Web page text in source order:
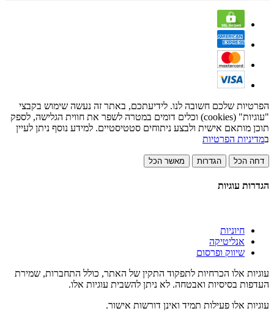
הפרטיות שלכם חשובה לנו. לידיעתכם, באתר זה נעשה שימוש בקבצי
"עוגיות" (cookies) וכלים דומים במטרה לשפר את חווית הגלישה, לספק
תוכן מותאם אישית ולבצע ניתוחים סטטיסטיים. למידע נוסף ניתן לעיין
במדיניות הפרטיות
דחה הכל הגדרות מאשר הכל
הגדרות עוגיות
חיוניות
אנליטיקה
שיווק ופרסום
עוגיות אלו הכרחיות לתפקוד התקין של האתר, כולל התחברות, שמירת
העדפות בסיסיות ואבטחה. לא ניתן להשבית עוגיות אלו.
עוגיות אלו פעילות תמיד ואינן דורשות אישור.